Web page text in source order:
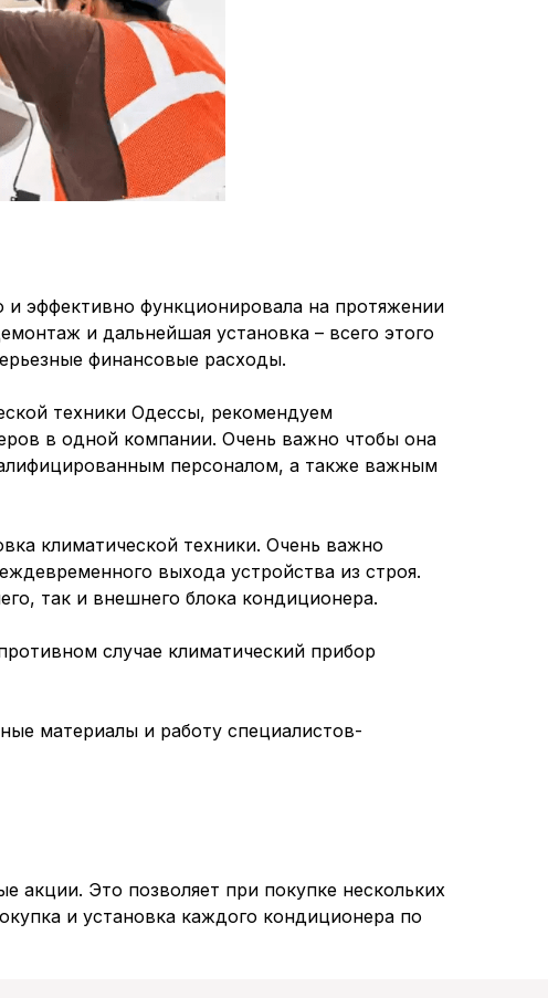
эффективно функционировала на протяжении
и дальнейшая установка – всего этого
финансовые расходы.
техники Одессы, рекомендуем
в одной компании. Очень важно чтобы она
персоналом, а также важным
климатической техники. Очень важно
выхода устройства из строя.
так и внешнего блока кондиционера.
случае климатический прибор
материалы и работу специалистов-
акции. Это позволяет при покупке нескольких
и установка каждого кондиционера по